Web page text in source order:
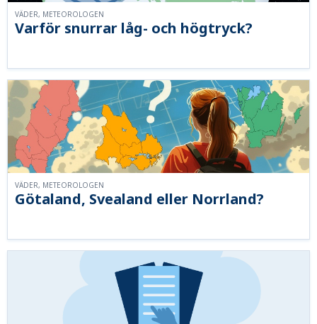
Varför snurrar låg- och högtryck?
VÄDER, METEOROLOGEN
Götaland, Svealand eller Norrland?
VÄDER, METEOROLOGEN